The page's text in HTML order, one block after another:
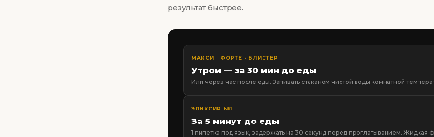
результат быстрее.
МАКСИ · ФОРТЕ · БЛИСТЕР
Утром — за 30 мин до еды
Или через час после еды. Запивать стаканом чистой воды комнатной
ЭЛИКСИР №1
За 5 минут до еды
1 пипетка под язык, задержать на 30 секунд перед проглатыванием. Жидкая